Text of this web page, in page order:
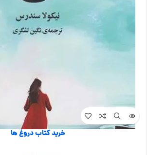
خرید کتاب دروغ ها